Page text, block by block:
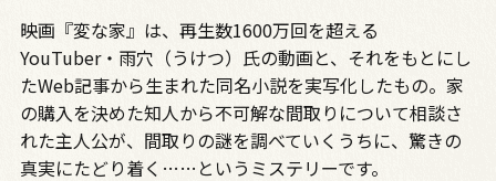
映画『変な家』は、再生数1600万回を超える
YouTuber・雨穴（うけつ）氏の動画と、それをもとにし
たWeb記事から生まれた同名小説を実写化したもの。家
の購入を決めた知人から不可解な間取りについて相談さ
れた主人公が、間取りの謎を調べていくうちに、驚きの
真実にたどり着く……というミステリーです。